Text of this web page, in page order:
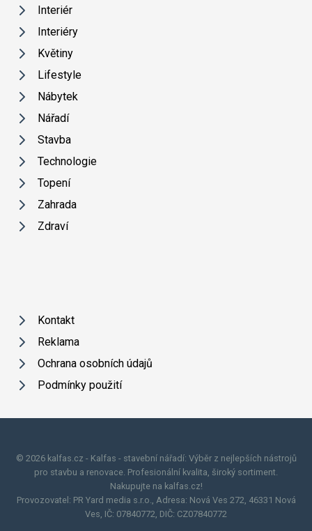
Interiér
Interiéry
Květiny
Lifestyle
Nábytek
Nářadí
Stavba
Technologie
Topení
Zahrada
Zdraví
Kontakt
Reklama
Ochrana osobních údajů
Podmínky použití
© 2026 kalfas.cz - Kalfas - stavební nářadí: Výběr z nejlepších nástrojů
pro stavbu a renovace. Profesionální kvalita, široký sortiment.
Nakupujte na kalfas.cz!
Provozovatel: PR Yard media s.r.o., Adresa: Nová Ves 272, 46331 Nová
Ves, IČ: 07840772, DIČ: CZ07840772